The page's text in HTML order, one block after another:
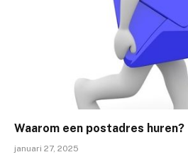
Waarom een postadres huren?
januari 27, 2025